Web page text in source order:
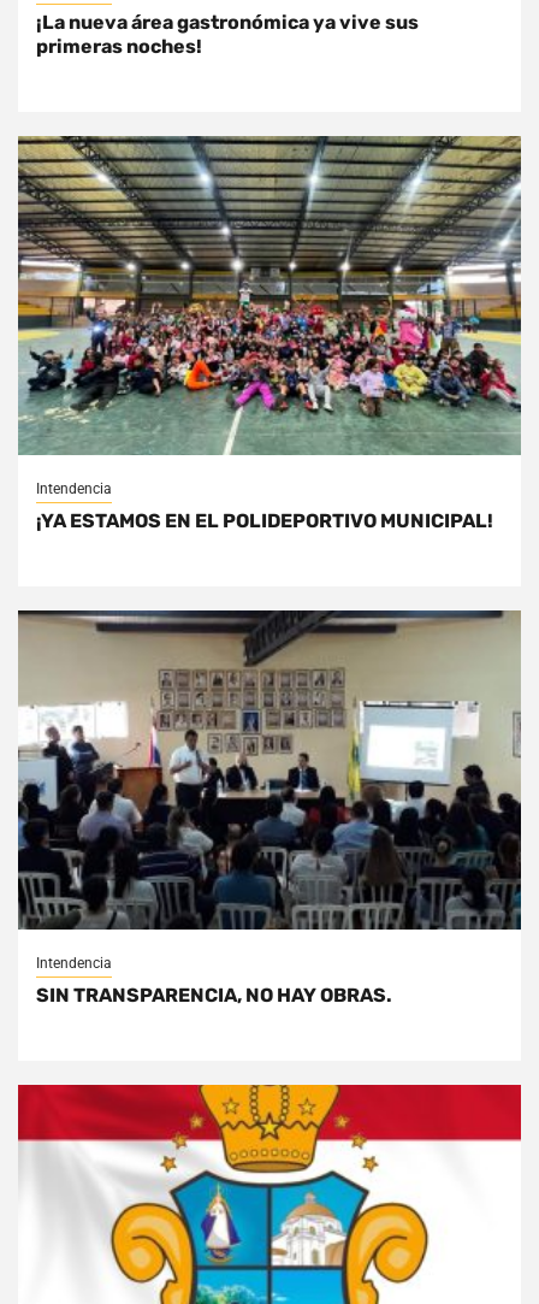
¡La nueva área gastronómica ya vive sus
primeras noches!
Intendencia
¡YA ESTAMOS EN EL POLIDEPORTIVO MUNICIPAL!
Intendencia
SIN TRANSPARENCIA, NO HAY OBRAS.